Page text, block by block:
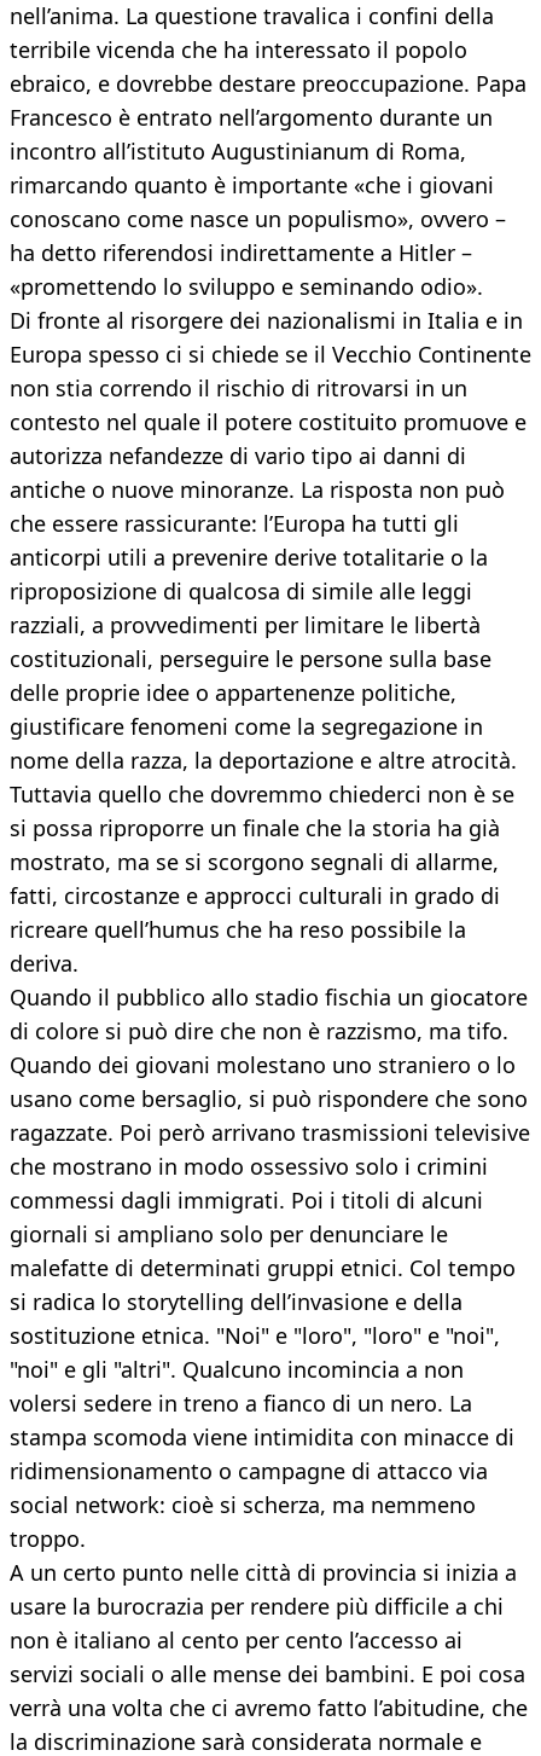
nell’anima. La questione travalica i confini della
terribile vicenda che ha interessato il popolo
ebraico, e dovrebbe destare preoccupazione. Papa
Francesco è entrato nell’argomento durante un
incontro all’istituto Augustinianum di Roma,
rimarcando quanto è importante «che i giovani
conoscano come nasce un populismo», ovvero –
ha detto riferendosi indirettamente a Hitler –
«promettendo lo sviluppo e seminando odio».
Di fronte al risorgere dei nazionalismi in Italia e in
Europa spesso ci si chiede se il Vecchio Continente
non stia correndo il rischio di ritrovarsi in un
contesto nel quale il potere costituito promuove e
autorizza nefandezze di vario tipo ai danni di
antiche o nuove minoranze. La risposta non può
che essere rassicurante: l’Europa ha tutti gli
anticorpi utili a prevenire derive totalitarie o la
riproposizione di qualcosa di simile alle leggi
razziali, a provvedimenti per limitare le libertà
costituzionali, perseguire le persone sulla base
delle proprie idee o appartenenze politiche,
giustificare fenomeni come la segregazione in
nome della razza, la deportazione e altre atrocità.
Tuttavia quello che dovremmo chiederci non è se
si possa riproporre un finale che la storia ha già
mostrato, ma se si scorgono segnali di allarme,
fatti, circostanze e approcci culturali in grado di
ricreare quell’humus che ha reso possibile la
deriva.
Quando il pubblico allo stadio fischia un giocatore
di colore si può dire che non è razzismo, ma tifo.
Quando dei giovani molestano uno straniero o lo
usano come bersaglio, si può rispondere che sono
ragazzate. Poi però arrivano trasmissioni televisive
che mostrano in modo ossessivo solo i crimini
commessi dagli immigrati. Poi i titoli di alcuni
giornali si ampliano solo per denunciare le
malefatte di determinati gruppi etnici. Col tempo
si radica lo storytelling dell’invasione e della
sostituzione etnica. "Noi" e "loro", "loro" e "noi",
"noi" e gli "altri". Qualcuno incomincia a non
volersi sedere in treno a fianco di un nero. La
stampa scomoda viene intimidita con minacce di
ridimensionamento o campagne di attacco via
social network: cioè si scherza, ma nemmeno
troppo.
A un certo punto nelle città di provincia si inizia a
usare la burocrazia per rendere più difficile a chi
non è italiano al cento per cento l’accesso ai
servizi sociali o alle mense dei bambini. E poi cosa
verrà una volta che ci avremo fatto l’abitudine, che
la discriminazione sarà considerata normale e